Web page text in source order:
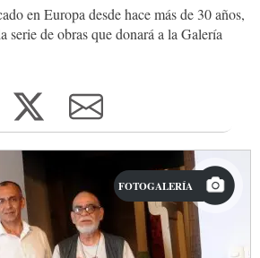
en Europa desde hace más de 30 años,
serie de obras que donará a la Galería
FOTOGALERÍA